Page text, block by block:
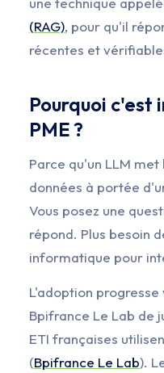
(RAG), pour qu'il
récentes et
Pourquoi c'est
PME ?
Parce qu'un LLM
données à portée
Vous posez une
répond. Plus besoin
informatique pour
L'adoption
Bpifrance Le Lab de
ETI françaises
(Bpifrance Le Lab).